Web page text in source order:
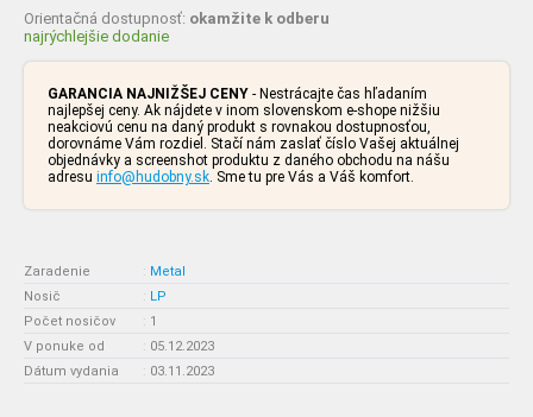
Orientačná dostupnosť: okamžite k odberu
najrýchlejšie dodanie
GARANCIA NAJNIŽŠEJ CENY - Nestrácajte čas hľadaním
najlepšej ceny. Ak nájdete v inom slovenskom e-shope nižšiu
neakciovú cenu na daný produkt s rovnakou dostupnosťou,
dorovnáme Vám rozdiel. Stačí nám zaslať číslo Vašej aktuálnej
objednávky a screenshot produktu z daného obchodu na nášu
adresu info@hudobny.sk. Sme tu pre Vás a Váš komfort.
Zaradenie : Metal
Nosič
: LP
Počet nosičov
: 1
V ponuke od
: 05.12.2023
Dátum vydania
: 03.11.2023